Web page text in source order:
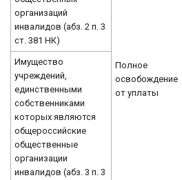
Полное
освобождение
от уплаты
организаций
инвалидов (абз. 2 п. 3
ст. 381 НК)
Имущество
учреждений,
единственными
собственниками
которых являются
общероссийские
общественные
организации
инвалидов (абз. 3 п. 3